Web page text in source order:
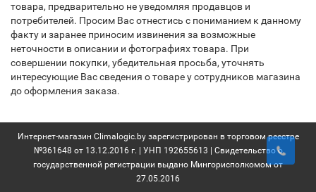
товара, предварительно не уведомляя продавцов и
потребителей. Просим Вас отнестись с пониманием к данному
факту и заранее приносим извинения за возможные
неточности в описании и фотографиях товара. При
совершении покупки, убедительная просьба, уточнять
интересующие Вас сведения о товаре у сотрудников магазина
до оформления заказа.
Интернет-магазин Climalogic.by зарегистрирован в торговом реестре
№361648 от 13.12.2016 г. | УНП 192655613 | Свидетельство о
государственной регистрации выдано Мингорисполкомом от
27.05.2016